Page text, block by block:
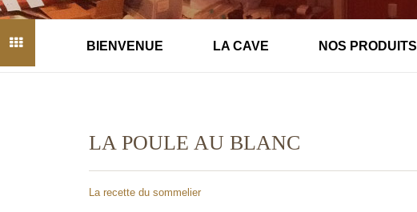
BIENVENUE LA CAVE NOS PRODUITS
LA POULE AU BLANC
La recette du sommelier